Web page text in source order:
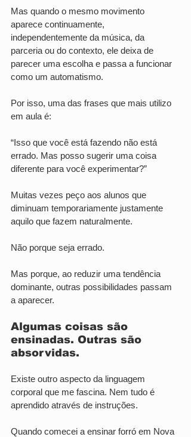
Mas quando o mesmo movimento
aparece continuamente,
independentemente da música, da
parceria ou do contexto, ele deixa de
parecer uma escolha e passa a funcionar
como um automatismo.
Por isso, uma das frases que mais utilizo
em aula é:
“Isso que você está fazendo não está
errado. Mas posso sugerir uma coisa
diferente para você experimentar?”
Muitas vezes peço aos alunos que
diminuam temporariamente justamente
aquilo que fazem naturalmente.
Não porque seja errado.
Mas porque, ao reduzir uma tendência
dominante, outras possibilidades passam
a aparecer.
Algumas coisas são
ensinadas. Outras são
absorvidas.
Existe outro aspecto da linguagem
corporal que me fascina. Nem tudo é
aprendido através de instruções.
Quando comecei a ensinar forró em Nova